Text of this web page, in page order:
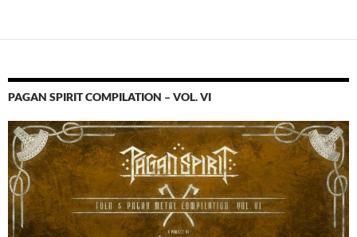
PAGAN SPIRIT COMPILATION – VOL. VI